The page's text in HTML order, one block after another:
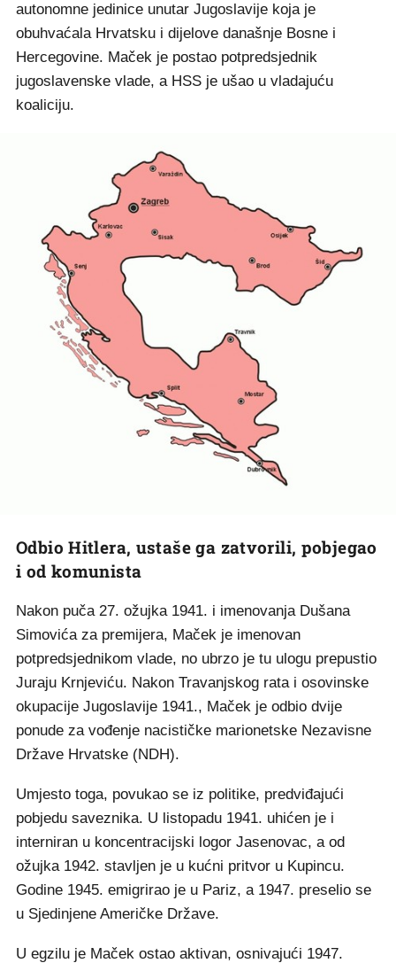
autonomne jedinice unutar Jugoslavije koja je
obuhvaćala Hrvatsku i dijelove današnje Bosne i
Hercegovine. Maček je postao potpredsjednik
jugoslavenske vlade, a HSS je ušao u vladajuću
koaliciju.
Odbio Hitlera, ustaše ga zatvorili, pobjegao
i od komunista
Nakon puča 27. ožujka 1941. i imenovanja Dušana
Simovića za premijera, Maček je imenovan
potpredsjednikom vlade, no ubrzo je tu ulogu prepustio
Juraju Krnjeviću. Nakon Travanjskog rata i osovinske
okupacije Jugoslavije 1941., Maček je odbio dvije
ponude za vođenje nacističke marionetske Nezavisne
Države Hrvatske (NDH).
Umjesto toga, povukao se iz politike, predviđajući
pobjedu saveznika. U listopadu 1941. uhićen je i
interniran u koncentracijski logor Jasenovac, a od
ožujka 1942. stavljen je u kućni pritvor u Kupincu.
Godine 1945. emigrirao je u Pariz, a 1947. preselio se
u Sjedinjene Američke Države.
U egzilu je Maček ostao aktivan, osnivajući 1947.